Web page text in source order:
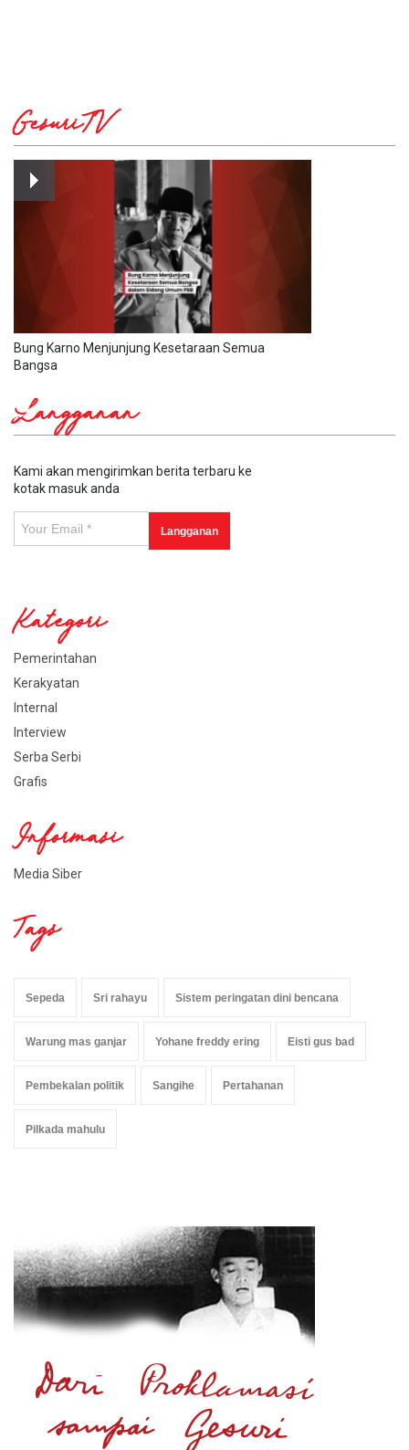
GesuriTV
Bung Karno Menjunjung Kesetaraan Semua
Bangsa
Langganan
Kami akan mengirimkan berita terbaru ke
kotak masuk anda
Kategori
Pemerintahan
Kerakyatan
Internal
Interview
Serba Serbi
Grafis
Informasi
Media Siber
Tags
Sepeda Sri rahayu Sistem peringatan dini bencana
Warung mas ganjar Yohane freddy ering Eisti gus bad
Pembekalan politik Sangihe Pertahanan
Pilkada mahulu